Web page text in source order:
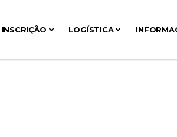
INSCRIÇÃO LOGÍSTICA